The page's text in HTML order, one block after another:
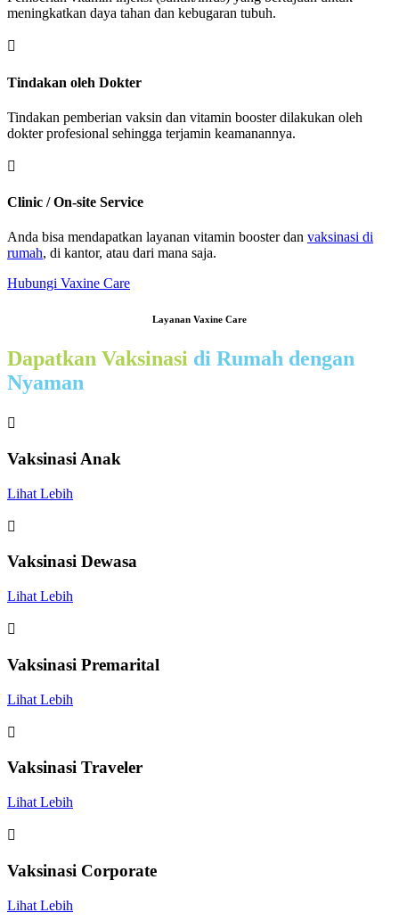
meningkatkan daya tahan dan kebugaran tubuh.

Tindakan oleh Dokter
Tindakan pemberian vaksin dan vitamin booster dilakukan oleh
dokter profesional sehingga terjamin keamanannya.

Clinic / On-site Service
Anda bisa mendapatkan layanan vitamin booster dan vaksinasi di
rumah, di kantor, atau dari mana saja.
Hubungi Vaxine Care
Layanan Vaxine Care
Dapatkan Vaksinasi di Rumah dengan
Nyaman

Vaksinasi Anak
Lihat Lebih

Vaksinasi Dewasa
Lihat Lebih

Vaksinasi Premarital
Lihat Lebih

Vaksinasi Traveler
Lihat Lebih

Vaksinasi Corporate
Lihat Lebih